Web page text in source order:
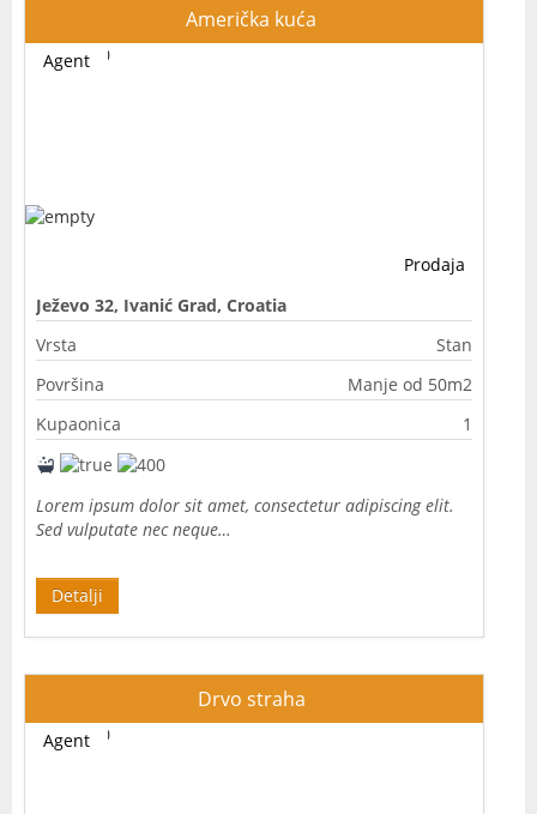
Američka kuća
Prodaja
Agent
Ježevo 32, Ivanić Grad, Croatia
Vrsta
Stan
Površina
Manje od 50m2
Kupaonica
1
Lorem ipsum dolor sit amet, consectetur adipiscing elit.
Sed vulputate nec neque…
Detalji
Drvo straha
Agent